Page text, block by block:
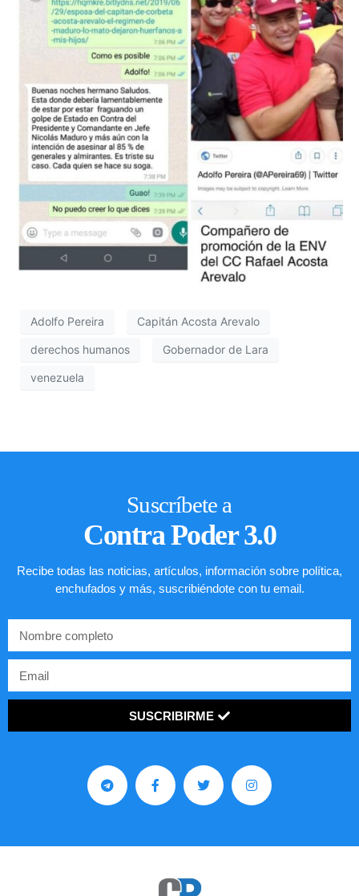
Adolfo Pereira Capitán Acosta Arevalo
derechos humanos Gobernador de Lara
venezuela
Suscríbete a
Contra Poder 3.0
Recibe todas las noticias, artículos, información sobre política,
enchufados y más, suscribiéndote con tu email.
SUSCRIBIRME